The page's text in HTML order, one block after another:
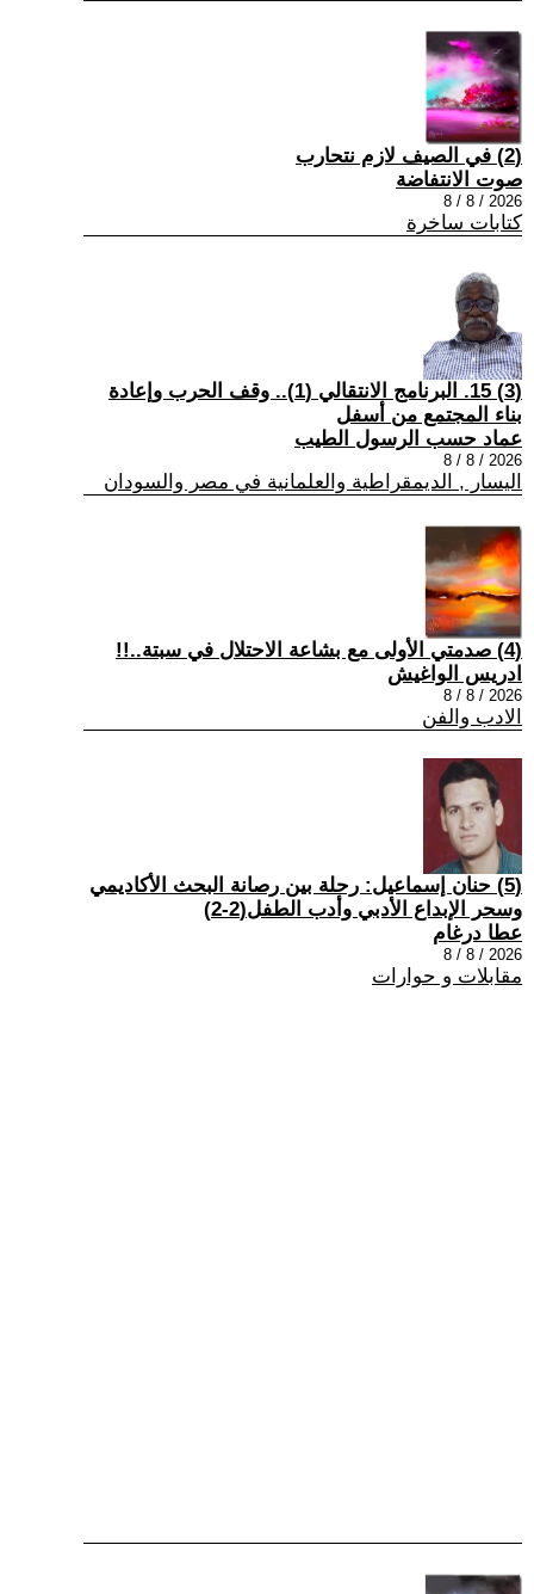
(2) في الصيف لازم نتحارب
صوت الانتفاضة
2026 / 8 / 8
كتابات ساخرة
(3) 15. البرنامج الانتقالي (1).. وقف الحرب وإعادة
بناء المجتمع من أسفل
عماد حسب الرسول الطيب
2026 / 8 / 8
اليسار , الديمقراطية والعلمانية في مصر والسودان
(4) صدمتي الأولى مع بشاعة الاحتلال في سبتة..!!
ادريس الواغيش
2026 / 8 / 8
الادب والفن
(5) حنان إسماعيل: رحلة بين رصانة البحث الأكاديمي
وسحر الإبداع الأدبي وأدب الطفل(2-2)
عطا درغام
2026 / 8 / 8
مقابلات و حوارات